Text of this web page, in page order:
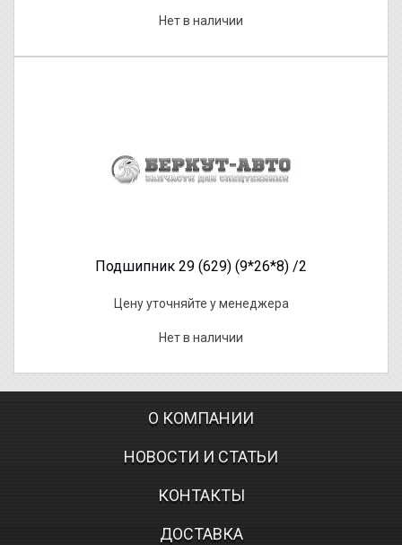
Нет в наличии
Подшипник 29 (629) (9*26*8) /2
Цену уточняйте у менеджера
Нет в наличии
О КОМПАНИИ
НОВОСТИ И СТАТЬИ
КОНТАКТЫ
ДОСТАВКА